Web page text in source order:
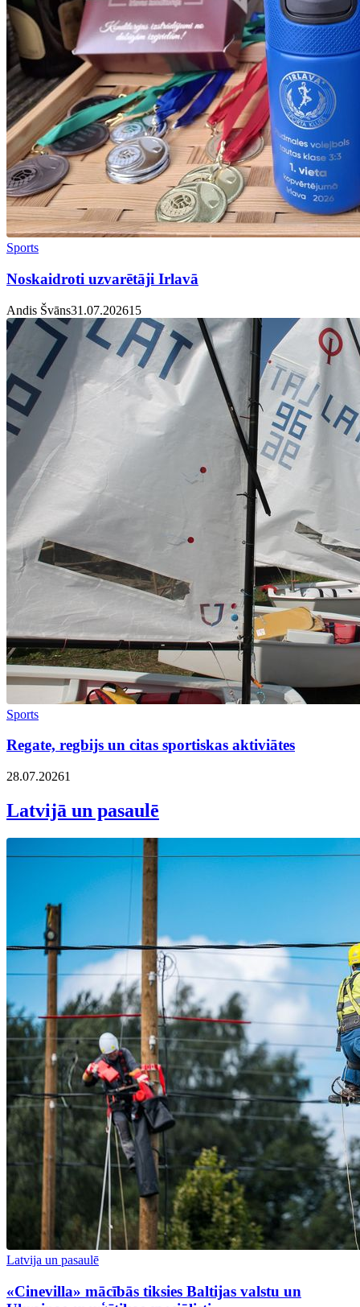
Sports
Noskaidroti uzvarētāji Irlavā
Andis Švāns31.07.20261 5
Sports
Regate, regbijs un citas sportiskas aktiviātes
28.07.20261
Latvijā un pasaulē
Latvija un pasaulē
«Cinevilla» mācībās tiksies Baltijas valstu un